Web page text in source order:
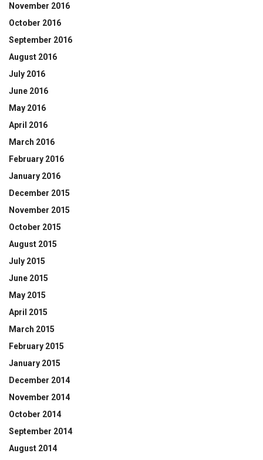
November 2016
October 2016
September 2016
August 2016
July 2016
June 2016
May 2016
April 2016
March 2016
February 2016
January 2016
December 2015
November 2015
October 2015
August 2015
July 2015
June 2015
May 2015
April 2015
March 2015
February 2015
January 2015
December 2014
November 2014
October 2014
September 2014
August 2014